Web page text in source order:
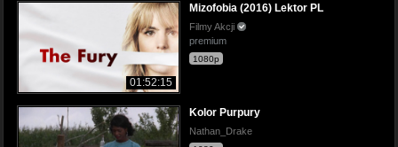
01:52:15
Mizofobia (2016) Lektor PL
Filmy Akcji
premium
1080p
Kolor Purpury
Nathan_Drake